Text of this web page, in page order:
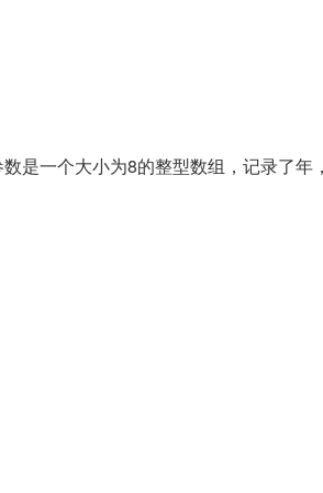
是一个大小为8的整型数组，记录了年